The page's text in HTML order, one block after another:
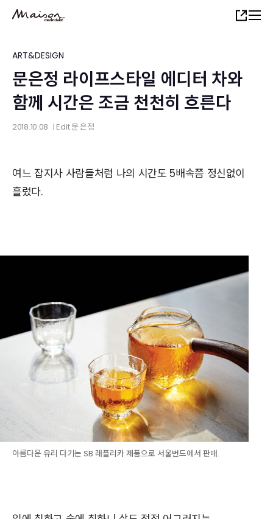
content
Share
ART&DESIGN
문은정 라이프스타일 에디터 차와
함께 시간은 조금 천천히 흐른다
2018.10.08 Edit문 은정
여느 잡지사 사람들처럼 나의 시간도 5배속쯤 정신없이
흘렀다.
아름다운 유리 다기는 SB 래플리카 제품으로 서울번드에서 판매.